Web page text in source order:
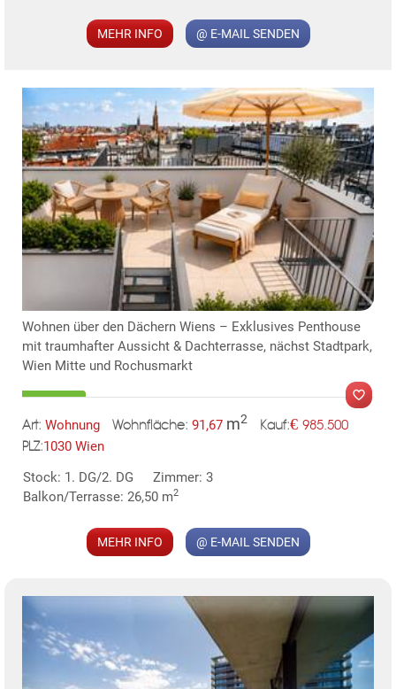
KLIS
MEHR INFO @ E-MAIL SENDEN
Wohnen über den Dächern Wiens – Exklusives Penthouse
mit traumhafter Aussicht & Dachterrasse, nächst Stadtpark,
Wien Mitte und Rochusmarkt
Art: Wohnung Wohnfläche: 91,67 m2 Kauf:€ 985.500
PLZ:1030 Wien
Stock: 1. DG/2. DG
Zimmer: 3
Balkon/Terrasse: 26,50 m2
MEHR INFO @ E-MAIL SENDEN